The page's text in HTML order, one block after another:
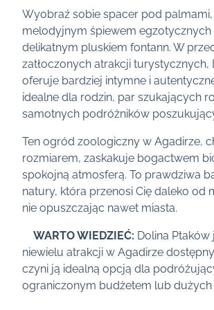
Wyobraź sobie spacer pod palmami,
melodyjnym śpiewem egzotycznych
delikatnym pluskiem fontann. W
zatłoczonych atrakcji turystycznych,
oferuje bardziej intymne i
idealne dla rodzin, par szukających
samotnych podróżników
Ten ogród zoologiczny w Agadirze,
rozmiarem, zaskakuje bogactwem
spokojną atmosferą. To prawdziwa
natury, która przenosi Cię daleko od
nie opuszczając nawet miasta.
WARTO WIEDZIEĆ: Dolina Ptaków
niewielu atrakcji w Agadirze
czyni ją idealną opcją dla
ograniczonym budżetem lub dużych